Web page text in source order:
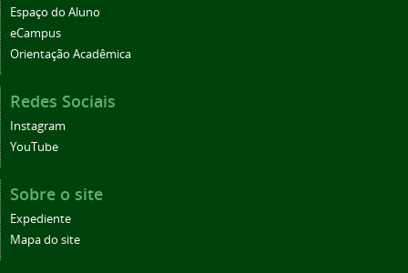
Espaço do Aluno
eCampus
Orientação Acadêmica
Redes Sociais
Instagram
YouTube
Sobre o site
Expediente
Mapa do site